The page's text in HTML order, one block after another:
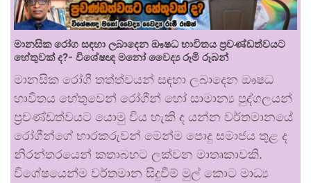
මානසික රෝග සඳහා ලබාදෙන ඖෂධ භාවිතය ප්‍රචණ්ඩත්වයට
හේතුවක් ද?- විශේෂඥ මනෝ වෛද්‍ය රූමි රූබන්
මානසික රෝගී තත්ත්වයන් සඳහා ලබාදෙන ඖෂධ
භාවිතය හේතුවෙන් රෝගීන් හෝ සාමාන්‍ය පුද්ගලයන්
ප්‍රචණ්ඩත්වයට යොමු විය හැකි ද යන්න වර්තමානයේ
රෝගීන්ගේ භාරකරුවන් මෙන්ම පොදු සමාජය තුළ ද
නිරන්තරයෙන් කතාබහට ලක්වන මාතෘකාවකි.
විශේෂයෙන්ම වර්තමාන සිදුවීම් මුල් කොට මාධ්‍ය